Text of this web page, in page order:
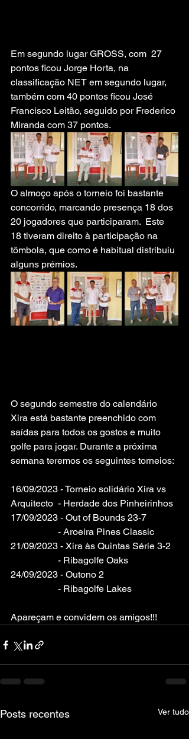
Em segundo lugar GROSS, com  27
pontos ficou Jorge Horta, na
classificação NET em segundo lugar,
também com 40 pontos ficou José
Francisco Leitão, seguido por Frederico
Miranda com 37 pontos.
O almoço após o torneio foi bastante
concorrido, marcando presença 18 dos
20 jogadores que participaram.  Este
18 tiveram direito à participação na
tômbola, que como é habitual distribuiu
alguns prémios.
O segundo semestre do calendário
Xira está bastante preenchido com
saídas para todos os gostos e muito
golfe para jogar. Durante a próxima
semana teremos os seguintes torneios:
16/09/2023 - Torneio solidário Xira vs
Arquitecto	- Herdade dos Pinheirinhos
17/09/2023 - Out of Bounds 23-7
		- Aroeira Pines Classic
21/09/2023 - Xira às Quintas Série 3-2
		- Ribagolfe Oaks
24/09/2023 - Outono 2
		- Ribagolfe Lakes
Apareçam e convidem os amigos!!!
Posts recentes Ver tudo